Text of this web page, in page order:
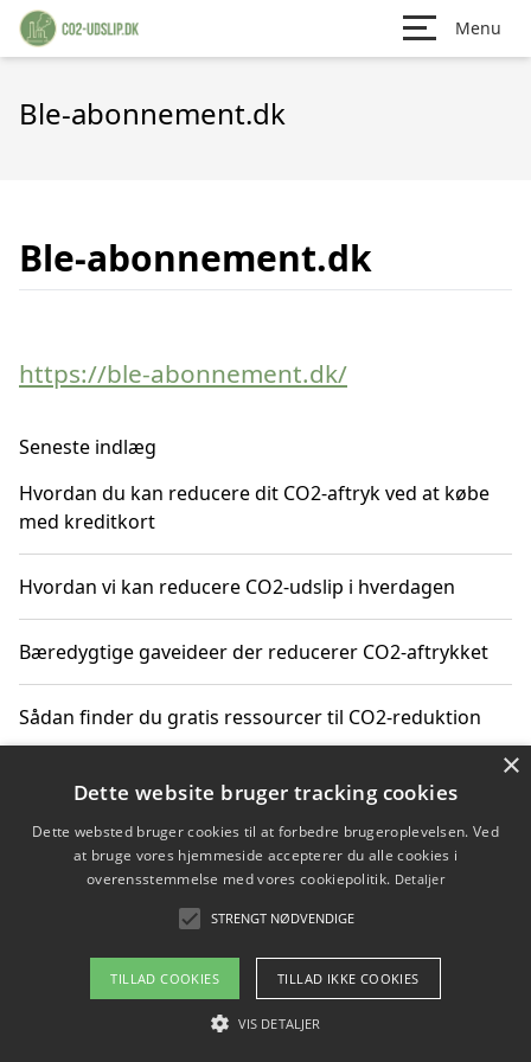
Menu
Ble-abonnement.dk
Ble-abonnement.dk
https://ble-abonnement.dk/
Seneste indlæg
Hvordan du kan reducere dit CO2-aftryk ved at købe
med kreditkort
Hvordan vi kan reducere CO2-udslip i hverdagen
Bæredygtige gaveideer der reducerer CO2-aftrykket
Sådan finder du gratis ressourcer til CO2-reduktion
Hvordan gadgets til hjemmet kan reducere CO2-udslip
Copyright 2026 - Pilanto Aps
Om / kontakt
Blog Betingelser
×
Dette website bruger tracking cookies
Dette websted bruger cookies til at forbedre brugeroplevelsen. Ved
at bruge vores hjemmeside accepterer du alle cookies i
overensstemmelse med vores cookiepolitik. Detaljer
STRENGT NØDVENDIGE
TILLAD COOKIES TILLAD IKKE COOKIES
VIS DETALJER